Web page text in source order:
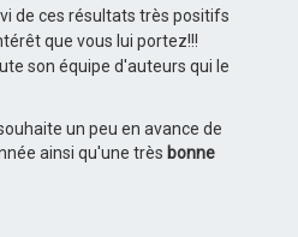
de ces résultats très positifs
que vous lui portez!!!
son équipe d'auteurs qui le
un peu en avance de
ainsi qu'une très bonne